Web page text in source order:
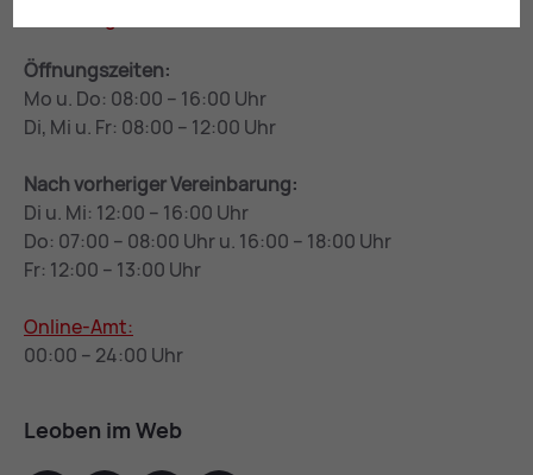
Öffnungszeiten:
Mo u. Do: 08:00 – 16:00 Uhr
Di, Mi u. Fr: 08:00 – 12:00 Uhr
Nach vorheriger Vereinbarung:
Di u. Mi: 12:00 – 16:00 Uhr
Do: 07:00 – 08:00 Uhr u. 16:00 – 18:00 Uhr
Fr: 12:00 – 13:00 Uhr
Online-Amt:
00:00 – 24:00 Uhr
Leoben im Web